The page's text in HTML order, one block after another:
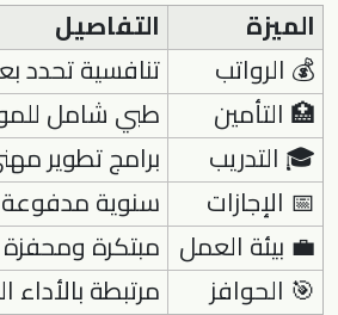
الميزة
التفاصيل
💰 الرواتب
تنافسية تحدد
🏥 التأمين
طبي شامل
🎓 التدريب
برامج تطوير
📅 الإجازات
سنوية مدفوعة
💼 بيئة العمل مبتكرة
🎯 الحوافز
مرتبطة بالأداء